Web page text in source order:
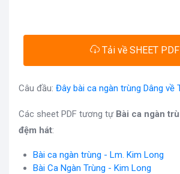
Tải về SHEET PDF
Câu đầu: Đây bài ca ngàn trùng Dâng về
Các sheet PDF tương tự Bài ca ngàn
đệm hát:
Bài ca ngàn trùng - Lm. Kim Long
Bài Ca Ngàn Trùng - Kim Long